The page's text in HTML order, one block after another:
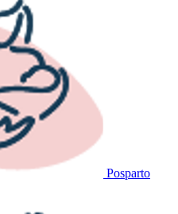
Posparto